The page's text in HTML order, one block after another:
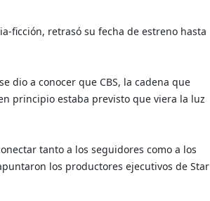
ficción, retrasó su fecha de estreno hasta
dio a conocer que CBS, la cadena que
principio estaba previsto que viera la luz
tanto a los seguidores como a los
los productores ejecutivos de Star